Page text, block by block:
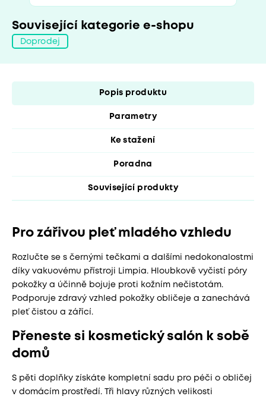
Související kategorie e-shopu
Doprodej
Popis produktu
Parametry
Ke stažení
Poradna
Související produkty
Pro zářivou pleť mladého vzhledu
Rozlučte se s černými tečkami a dalšími nedokonalostmi
díky vakuovému přístroji Limpia. Hloubkově vyčistí póry
pokožky a účinně bojuje proti kožním nečistotám.
Podporuje zdravý vzhled pokožky obličeje a zanechává
pleť čistou a zářící.
Přeneste si kosmetický salón k sobě
domů
S pěti doplňky získáte kompletní sadu pro péči o obličej
v domácím prostředí. Tři hlavy různých velikosti